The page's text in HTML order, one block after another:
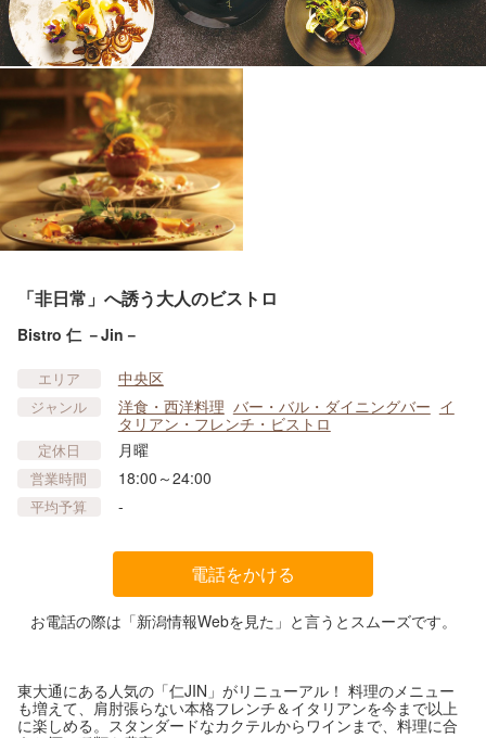
「非日常」へ誘う大人のビストロ
Bistro 仁 －Jin－
エリア 中央区
ジャンル 洋食・西洋料理 バー・バル・ダイニングバー イ
タリアン・フレンチ・ビストロ
定休日 月曜
営業時間 18:00～24:00
平均予算 -
電話をかける
お電話の際は「新潟情報Webを見た」と言うとスムーズです。
東大通にある人気の「仁JIN」がリニューアル！ 料理のメニュー
も増えて、肩肘張らない本格フレンチ＆イタリアンを今まで以上
に楽しめる。スタンダードなカクテルからワインまで、料理に合